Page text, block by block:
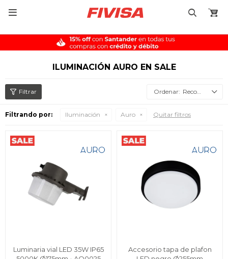

ILUMINACIÓN AURO EN SALE
Recomendados
Filtrando por: Iluminación Auro Quitar filtros
Luminaria vial LED 35W IP65
Accesorio tapa de plafon